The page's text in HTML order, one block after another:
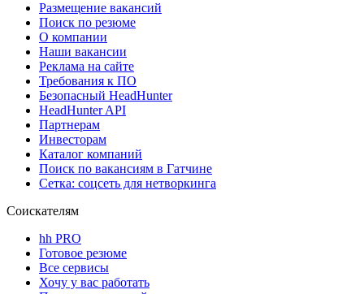
Размещение вакансий
Поиск по резюме
О компании
Наши вакансии
Реклама на сайте
Требования к ПО
Безопасный HeadHunter
HeadHunter API
Партнерам
Инвесторам
Каталог компаний
Поиск по вакансиям в Гатчине
Сетка: соцсеть для нетворкинга
Соискателям
hh PRO
Готовое резюме
Все сервисы
Хочу у вас работать